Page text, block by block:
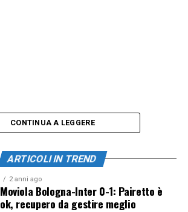
CONTINUA A LEGGERE
ARTICOLI IN TREND
2 anni ago
Moviola Bologna-Inter 0-1: Pairetto è
ok, recupero da gestire meglio